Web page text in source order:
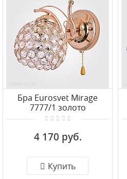
Бра Eurosvet Mirage
7777/1 золото
4 170 руб.
Купить